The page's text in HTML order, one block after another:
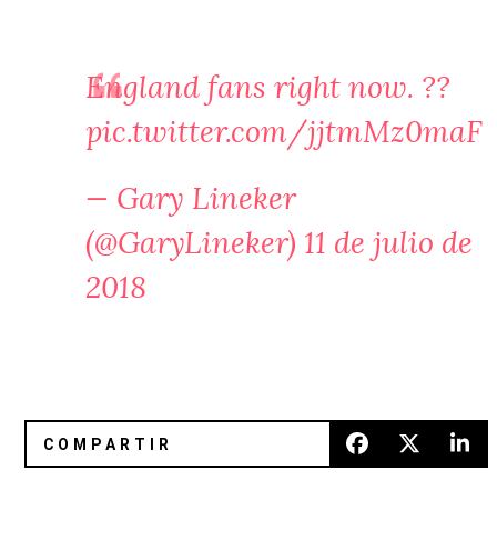
England fans right now. ??
pic.twitter.com/jjtmMz0maF
— Gary Lineker
(@GaryLineker) 11 de julio de
2018